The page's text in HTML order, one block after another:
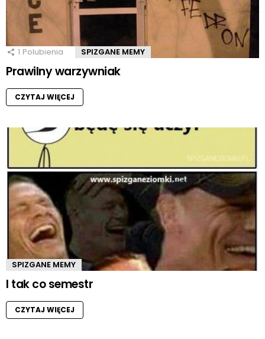
1 Polubienia SPIZGANE MEMY
Prawilny warzywniak
CZYTAJ WIĘCEJ
SPIZGANE MEMY
I tak co semestr
CZYTAJ WIĘCEJ